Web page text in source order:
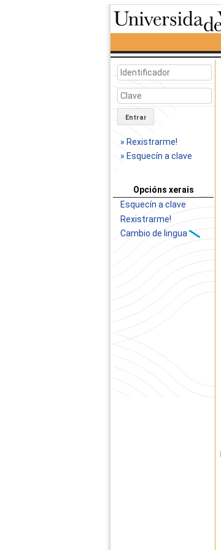
Entrar
» Rexistrarme!
» Esquecín a clave
Opcións xerais
Esquecín a clave
Rexistrarme!
Cambio de lingua